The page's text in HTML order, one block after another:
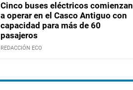
Cinco buses eléctricos comienzan
a operar en el Casco Antiguo con
capacidad para más de 60
pasajeros
REDACCIÓN ECO